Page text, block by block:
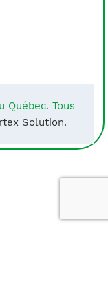
Québec. Tous
Solution.